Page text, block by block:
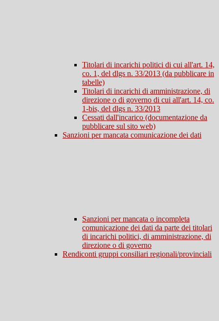
Titolari di incarichi politici di cui all'art. 14,
co. 1, del dlgs n. 33/2013 (da pubblicare in
tabelle)
Titolari di incarichi di amministrazione, di
direzione o di governo di cui all'art. 14, co.
1-bis, del dlgs n. 33/2013
Cessati dall'incarico (documentazione da
pubblicare sul sito web)
Sanzioni per mancata comunicazione dei dati
Sanzioni per mancata o incompleta
comunicazione dei dati da parte dei titolari
di incarichi politici, di amministrazione, di
direzione o di governo
Rendiconti gruppi consiliari regionali/provinciali